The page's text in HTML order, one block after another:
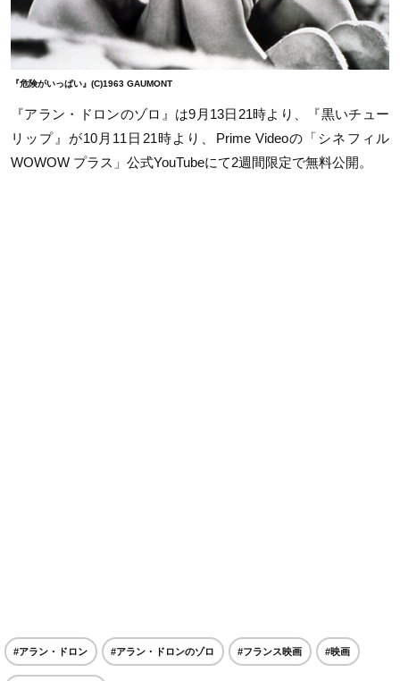
『危険がいっぱい』(C)1963 GAUMONT
『アラン・ドロンのゾロ』は9月13日21時より、『黒いチュー
リップ』が10月11日21時より、Prime Videoの「シネフィル
WOWOW プラス」公式YouTubeにて2週間限定で無料公開。
#アラン・ドロン #アラン・ドロンのゾロ #フランス映画 #映画